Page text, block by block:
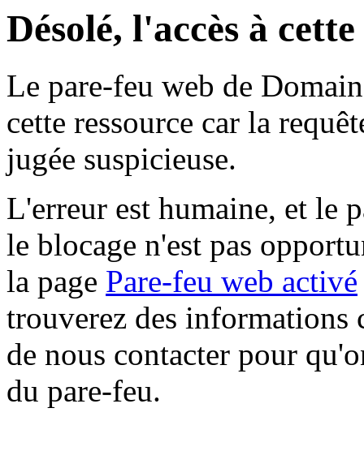
Désolé, l'accès à
Le pare-feu web de
cette ressource car la
jugée suspicieuse.
L'erreur est humaine, et le
le blocage n'est pas
la page Pare-feu web activé
trouverez des informations
de nous contacter pour
du pare-feu.